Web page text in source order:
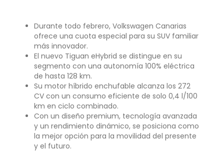
Durante todo febrero, Volkswagen Canarias
ofrece una cuota especial para su SUV familiar
más innovador.
El nuevo Tiguan eHybrid se distingue en su
segmento con una autonomía 100% eléctrica
de hasta 128 km.
Su motor híbrido enchufable alcanza los 272
CV con un consumo eficiente de solo 0,4 l/100
km en ciclo combinado.
Con un diseño premium, tecnología avanzada
y un rendimiento dinámico, se posiciona como
la mejor opción para la movilidad del presente
y el futuro.